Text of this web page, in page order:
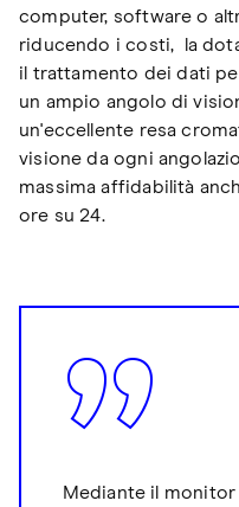
computer, software o
riducendo i costi, la
il trattamento dei dati
un ampio angolo di
un'eccellente resa
visione da ogni
massima affidabilità
ore su 24.
Mediante il monitor